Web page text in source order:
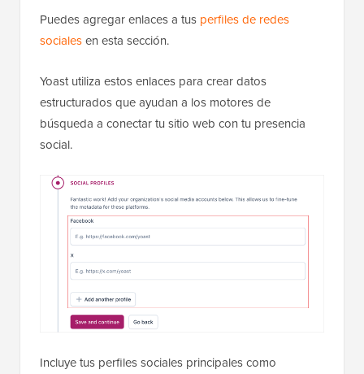
Puedes agregar enlaces a tus perfiles de redes
socialesen esta sección.
Yoast utiliza estos enlaces para crear datos
estructurados que ayudan a los motores de
búsqueda a conectar tu sitio web con tu presencia
social.
Incluye tus perfiles sociales principales como